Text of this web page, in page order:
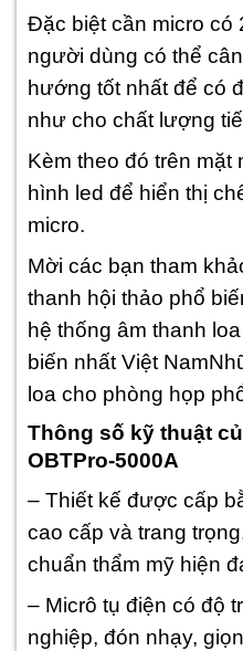
Đặc biệt cần micro có
người dùng có thể
hướng tốt nhất để có
như cho chất lượng
Kèm theo đó trên mặt
hình led để hiển thị
micro.
Mời các bạn tham
thanh hội thảo phổ
hệ thống âm thanh
biến nhất Việt
loa cho phòng họp
Thông số kỹ thuật
OBTPro-5000A
– Thiết kế được cấp
cao cấp và trang
chuẩn thẩm mỹ hiện
– Micrô tụ điện có độ
nghiệp, đón nhạy,